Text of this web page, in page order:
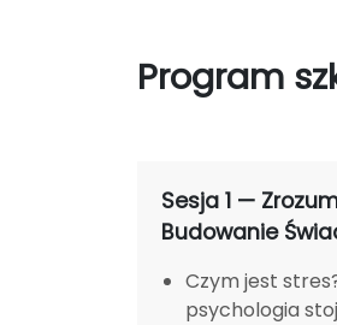
Program
Sesja 1 —
Budowanie
Czym jest
psychologia